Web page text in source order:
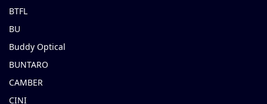
BTFL
BU
Buddy Optical
BUNTARO
CAMBER
CINI